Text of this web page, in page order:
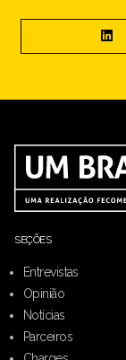
SEÇÕES
Entrevistas
Opinião
Notícias
Parceiros